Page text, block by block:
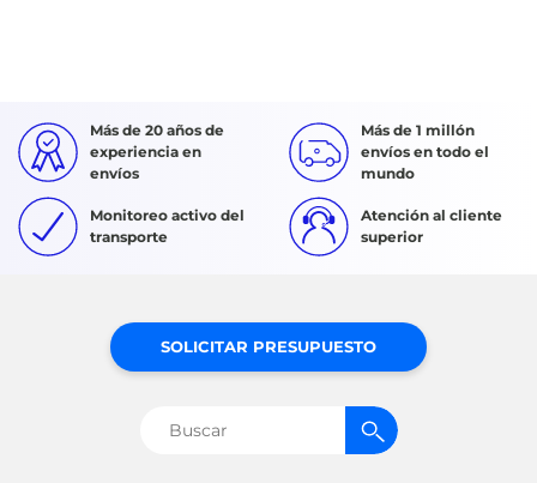
Más de 20 años de
experiencia en
envíos
Más de 1 millón
envíos en todo el
mundo
Monitoreo activo del
transporte
Atención al cliente
superior
SOLICITAR PRESUPUESTO
Buscar: